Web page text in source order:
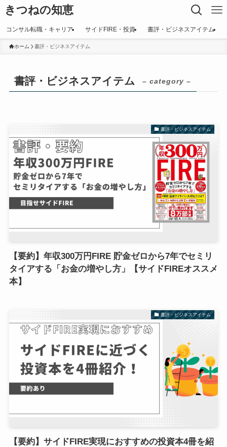
きつねの知恵
コンサル転職・キャリア サイドFIRE・投資 書評・ビジネスアイテム
ホーム 書評・ビジネスアイテム
書評・ビジネスアイテム – category –
書評・ビジネスアイテム
【要約】年収300万円FIRE 貯金ゼロから7年でセミリ
タイアする「お金の増やし方」【サイドFIREオススメ
本】
書評・ビジネスアイテム
【要約】サイドFIRE実現におすすめの投資本4冊を紹